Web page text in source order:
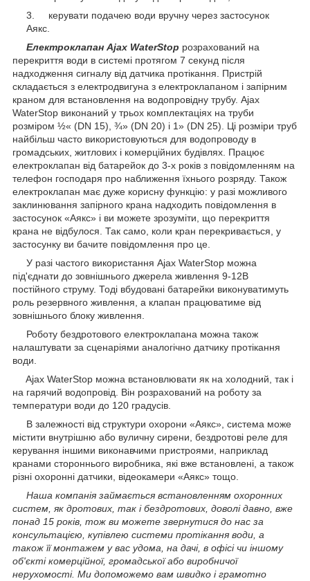
керувати подачею води вручну через застосунок
Аякс.
Електроклапан Ajax WaterStop розрахований на
перекриття води в системі протягом 7 секунд після
надходження сигналу від датчика протікання. Пристрій
складається з електродвигуна з електроклапаном і запірним
краном для встановлення на водопровідну трубу. Ajax
WaterStop виконаний у трьох комплектаціях на труби
розміром ½« (DN 15), ¾» (DN 20) і 1» (DN 25). Ці розміри труб
найбільш часто використовуються для водопроводу в
громадських, житлових і комерційних будівлях. Працює
електроклапан від батарейок до 3-х років з повідомленням на
телефон господаря про наближення їхнього розряду. Також
електроклапан має дуже корисну функцію: у разі можливого
заклинювання запірного крана надходить повідомлення в
застосунок «Аякс» і ви можете зрозуміти, що перекриття
крана не відбулося. Так само, коли кран перекривається, у
застосунку ви бачите повідомлення про це.
У разі частого використання Ajax WaterStop можна
під'єднати до зовнішнього джерела живлення 9-12В
постійного струму. Тоді вбудовані батарейки виконуватимуть
роль резервного живлення, а клапан працюватиме від
зовнішнього блоку живлення.
Роботу бездротового електроклапана можна також
налаштувати за сценаріями аналогічно датчику протікання
води.
Ajax WaterStop можна встановлювати як на холодний, так і
на гарячий водопровід. Він розрахований на роботу за
температури води до 120 градусів.
В залежності від структури охорони «Аякс», система може
містити внутрішню або вуличну сирени, бездротові реле для
керування іншими виконавчими пристроями, наприклад
кранами стороннього виробника, які вже встановлені, а також
різні охоронні датчики, відеокамери «Аякс» тощо.
Наша компанія займається встановленням охоронних
систем, як дротових, так і бездротових, доволі давно, вже
понад 15 років, тож ви можете звернутися до нас за
консультацією, купівлею системи протікання води, а
також її монтажем у вас удома, на дачі, в офісі чи іншому
об'єкті комерційної, громадської або виробничої
нерухомості. Ми допоможемо вам швидко і грамотно